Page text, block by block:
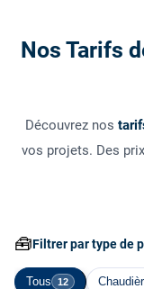
Nos Tarifs
Découvrez nos
vos projets. Des
🧰Filtrer par type de
Tous 12